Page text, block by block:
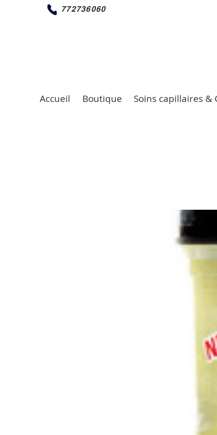
772736060
Accueil Boutique Soins capillaires &